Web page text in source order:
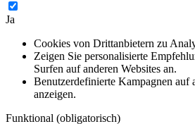
Ja
Cookies von Drittanbietern zu
Zeigen Sie personalisierte
Surfen auf anderen Websites an.
Benutzerdefinierte Kampagnen auf
anzeigen.
Funktional (obligatorisch)